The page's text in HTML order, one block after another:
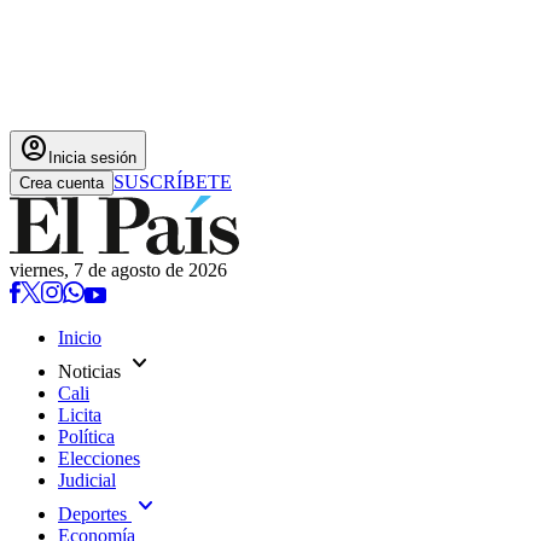
account_circle Inicia sesión
Crea cuenta SUSCRÍBETE
viernes, 7 de agosto de 2026
Inicio
Noticias expand_more
Cali
Licita
Política
Elecciones
Judicial
Deportes expand_more
Economía